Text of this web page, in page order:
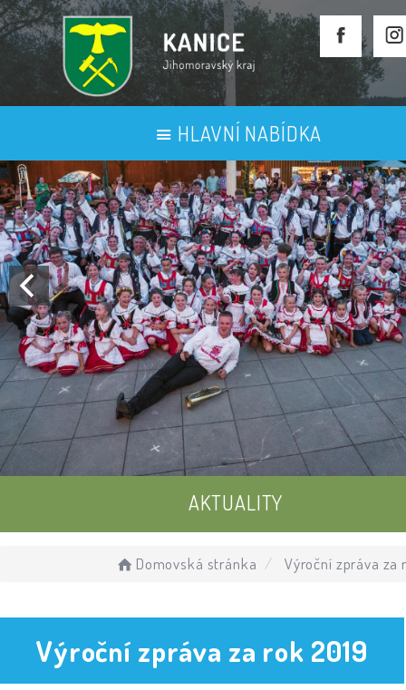
HLAVNÍ NABÍDKA
AKTUALITY
UDÁLOSTI
ÚŘEDNÍ DESKA
Domovská stránka Výroční zpráva za
Výroční zpráva za rok 2019